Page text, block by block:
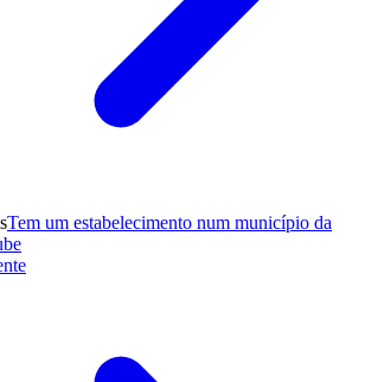
Tem um estabelecimento num município da